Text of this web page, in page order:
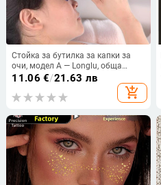
Стойка за бутилка за капки за
очи, модел А — Longlu, обща
грижа за тялото, за възрастни и
деца, инструмент за безопасни
капки за очи
11.06 €/21.63 лв
add_shopping_cart